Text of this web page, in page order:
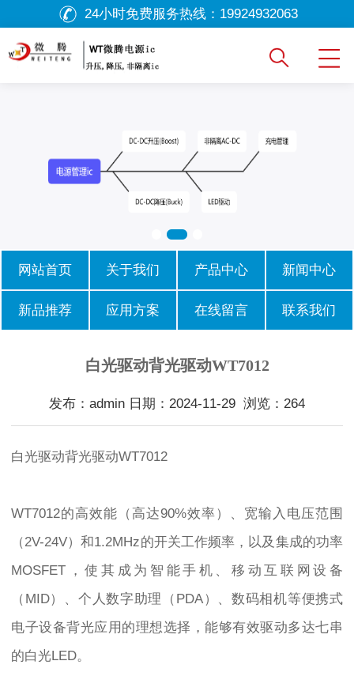
24小时免费服务热线： 19924932063
网站首页 关于我们 产品中心 新闻中心
新品推荐 应用方案 在线留言 联系我们
白光驱动背光驱动WT7012
发布：admin 日期：2024-11-29 浏览：264
白光驱动背光驱动WT7012
WT7012的高效能（高达90%效率）、宽输入电压范围
（2V-24V）和1.2MHz的开关工作频率，以及集成的功率
MOSFET，使其成为智能手机、移动互联网设备
（MID）、个人数字助理（PDA）、数码相机等便携式
电子设备背光应用的理想选择，能够有效驱动多达七串
的白光LED。